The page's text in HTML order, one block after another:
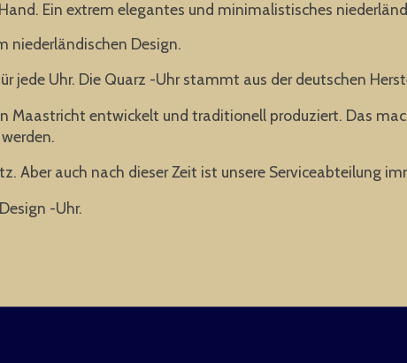
Ein extrem elegantes und minimalistisches
niederländischen Design.
jede Uhr. Die Quarz -Uhr stammt aus der deutschen
Maastricht entwickelt und traditionell produziert. Das
Aber auch nach dieser Zeit ist unsere Serviceabteilung
-Uhr.